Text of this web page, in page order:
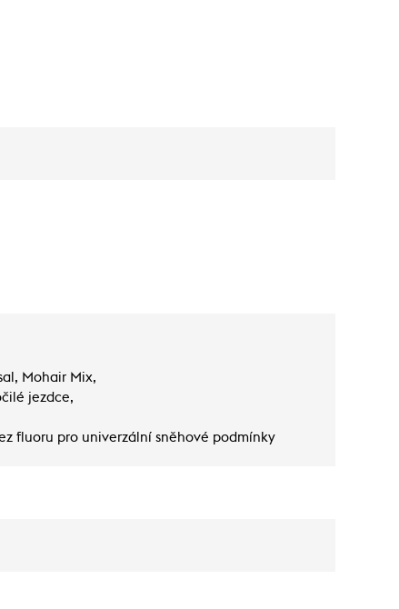
Mohair Mix,
jezdce,
fluoru pro univerzální sněhové podmínky